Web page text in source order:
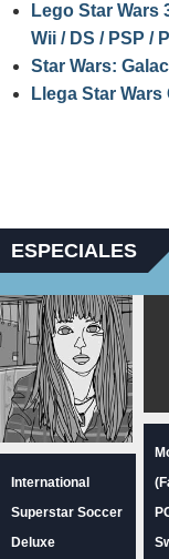
Lego Star Wars
Wii / DS / PSP /
Star Wars:
Llega Star
ESPECIALES
International
Superstar Soccer
Deluxe